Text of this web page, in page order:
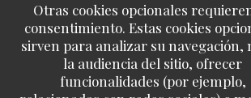
Otras cookies opcionales
consentimiento. Estas cookies
sirven para analizar su navegación,
la audiencia del sitio, ofrecer
funcionalidades (por ejemplo,
les pieds dans l’eau , abrité du soleil
plats